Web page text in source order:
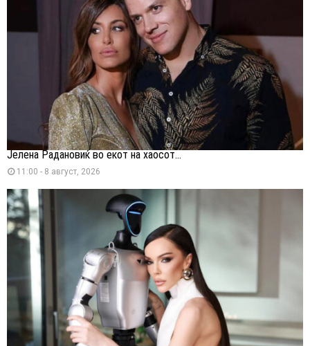
Јелена Радановиќ во екот на хаосот...
11:00 - 8 август, 2026